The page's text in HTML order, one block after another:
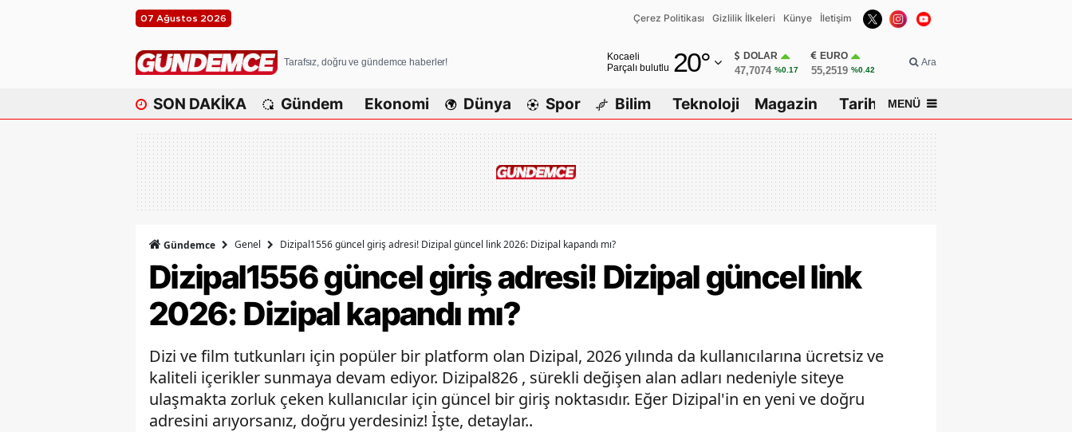
07 Ağustos 2026 Çerez Politikası Gizlilik İlkeleri Künye İletişim
Tarafsız, doğru ve gündemce haberler!
Kocaeli
Parçalı bulutlu 20°
Afyonkarahisar
Ağrı
Amasya
Ankara
Artvin
Bilecik
Bingöl
DOLAR
47,7074 %0.17
EURO
55,2519 %0.42
Ara
SON DAKİKA Gündem Ekonomi Dünya Spor Bilim Teknoloji Magazin Tarih MENÜ
Gündemce Genel Dizipal1556 güncel giriş adresi! Dizipal güncel link 2026: Dizipal kapandı mı?
Dizipal1556 güncel giriş adresi! Dizipal güncel link
2026: Dizipal kapandı mı?
Dizi ve film tutkunları için popüler bir platform olan Dizipal, 2026 yılında da kullanıcılarına ücretsiz ve
kaliteli içerikler sunmaya devam ediyor. Dizipal826 , sürekli değişen alan adları nedeniyle siteye
ulaşmakta zorluk çeken kullanıcılar için güncel bir giriş noktasıdır. Eğer Dizipal'in en yeni ve doğru
adresini arıyorsanız, doğru yerdesiniz! İşte, detaylar..